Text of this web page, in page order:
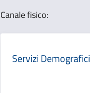
Canale fisico:
Servizi Demografici